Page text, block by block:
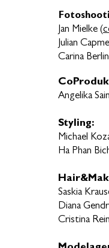
Jan Mielke (
Julian
Carina
Angelika
Styling:
Michael
Ha Phan
Saskia
Diana
Cristina